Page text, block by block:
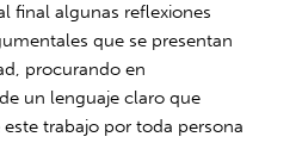
final algunas reflexiones
que se presentan
procurando en
un lenguaje claro que
trabajo por toda persona